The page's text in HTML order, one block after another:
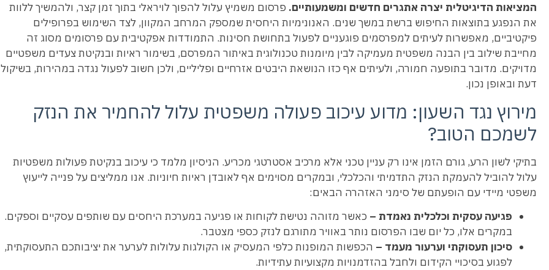
המציאות הדיגיטלית יצרה אתגרים חדשים ומשמעותיים. פרסום משמיץ עלול להפוך לויראלי בתוך זמן קצר, ולהמשיך ללוות
את הנפגע בתוצאות החיפוש ברשת במשך שנים. האנונימיות היחסית שמספק המרחב המקוון, לצד השימוש בפרופילים
פיקטיביים, מאפשרות לעיתים למפרסמים פוגעניים לפעול בתחושת חסינות. התמודדות אפקטיבית עם פרסומים מסוג זה
מחייבת שילוב בין הבנה משפטית מעמיקה לבין מיומנות טכנולוגית באיתור המפרסם, בשימור ראיות ובנקיטת צעדים משפטיים
מדויקים. מדובר בתופעה חמורה, ולעיתים אף כזו הנושאת היבטים אזרחיים ופליליים, ולכן חשוב לפעול נגדה במהירות, בשיקול
דעת ובאופן נכון.
מירוץ נגד השעון: מדוע עיכוב פעולה משפטית עלול להחמיר את הנזק
לשמכם הטוב?
בתיקי לשון הרע, גורם הזמן אינו רק עניין טכני אלא מרכיב אסטרטגי מכריע. הניסיון מלמד כי עיכוב בנקיטת פעולות משפטיות
עלול להוביל להעמקת הנזק התדמיתי והכלכלי, ובמקרים מסוימים אף לאובדן ראיות חיוניות. אנו ממליצים על פנייה לייעוץ
משפטי מיידי עם הופעתם של סימני האזהרה הבאים:
פגיעה עסקית וכלכלית נאמדת – כאשר מזוהה נטישת לקוחות או פגיעה במערכת היחסים עם שותפים עסקיים וספקים.
במקרים אלו, כל יום שבו הפרסום נותר באוויר מתורגם לנזק כספי מצטבר.
סיכון תעסוקתי וערעור מעמד – הכפשות המופנות כלפי המעסיק או הקולגות עלולות לערער את יציבותכם התעסוקתית,
לפגוע בסיכויי הקידום ולחבל בהזדמנויות מקצועיות עתידיות.